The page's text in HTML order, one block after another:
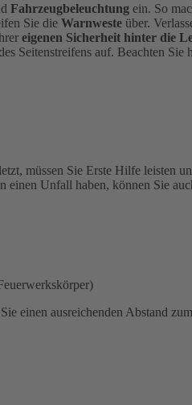
Fahrzeugbeleuchtung ein. So
Sie die Warnweste über.
eigenen Sicherheit hinter die
Seitenstreifens auf. Beachten
müssen Sie Erste Hilfe leisten
Unfall haben, können Sie
einen ausreichenden Abstand